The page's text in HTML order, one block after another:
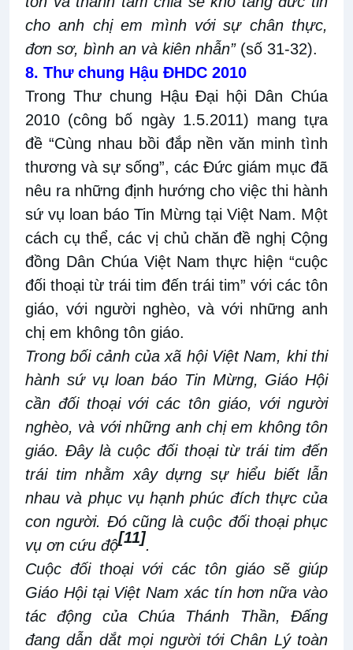
cho anh chị em mình với sự chân thực,
đơn sơ, bình an và kiên nhẫn”(số 31-32).
8. Thư chung Hậu ĐHDC 2010
Trong Thư chung Hậu Đại hội Dân Chúa
2010 (công bố ngày 1.5.2011) mang tựa
đề “Cùng nhau bồi đắp nền văn minh tình
thương và sự sống”, các Đức giám mục đã
nêu ra những định hướng cho việc thi hành
sứ vụ loan báo Tin Mừng tại Việt Nam. Một
cách cụ thể, các vị chủ chăn đề nghị Cộng
đồng Dân Chúa Việt Nam thực hiện “cuộc
đối thoại từ trái tim đến trái tim” với các tôn
giáo, với người nghèo, và với những anh
chị em không tôn giáo.
Trong bối cảnh của xã hội Việt Nam, khi thi
hành sứ vụ loan báo Tin Mừng, Giáo Hội
cần đối thoại với các tôn giáo, với người
nghèo, và với những anh chị em không tôn
giáo. Đây là cuộc đối thoại từ trái tim đến
trái tim nhằm xây dựng sự hiểu biết lẫn
nhau và phục vụ hạnh phúc đích thực của
con người. Đó cũng là cuộc đối thoại phục
vụ ơn cứu độ[11].
Cuộc đối thoại với các tôn giáo sẽ giúp
Giáo Hội tại Việt Nam xác tín hơn nữa vào
tác động của Chúa Thánh Thần, Đấng
đang dẫn dắt mọi người tới Chân Lý toàn